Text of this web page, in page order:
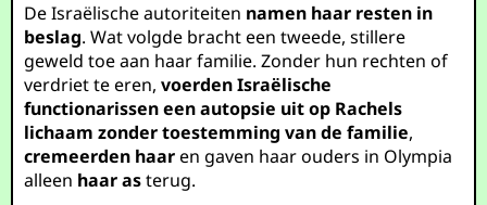
De Israëlische autoriteiten namen haar resten in
beslag. Wat volgde bracht een tweede, stillere
geweld toe aan haar familie. Zonder hun rechten of
verdriet te eren,voerden Israëlische
functionarissen een autopsie uit op Rachels
lichaam zonder toestemming van de familie,
cremeerden haaren gaven haar ouders in Olympia
alleen haar asterug.